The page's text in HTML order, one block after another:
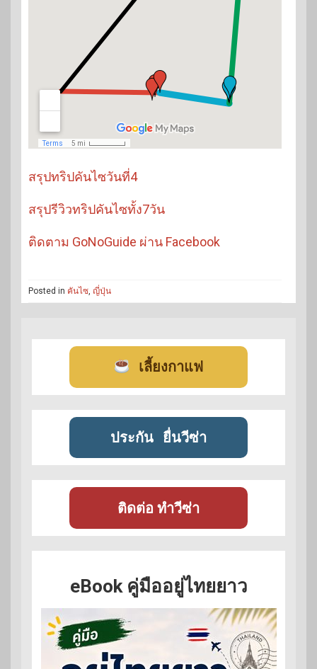
สรุปทริปคันไซวันที่4
สรุปรีวิวทริปคันไซทั้ง7วัน
ติดตาม GoNoGuide ผ่าน Facebook
Posted in คันไซ, ญี่ปุ่น
เลี้ยงกาแฟ
ประกัน ยื่นวีซ่า
ติดต่อ ทำวีซ่า
eBook คู่มืออยู่ไทยยาว